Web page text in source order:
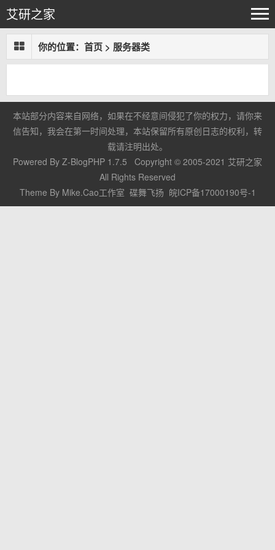
艾研之家
你的位置： 首页 > 服务器类
本站部分内容来自网络，如果在不经意间侵犯了你的权力，请你来
信告知，我会在第一时间处理，本站保留所有原创日志的权利，转
载请注明出处。
Powered By Z-BlogPHP 1.7.5 Copyright © 2005-2021 艾研之家
All Rights Reserved
Theme By Mike.Cao工作室 碟舞飞扬 皖ICP备17000190号-1